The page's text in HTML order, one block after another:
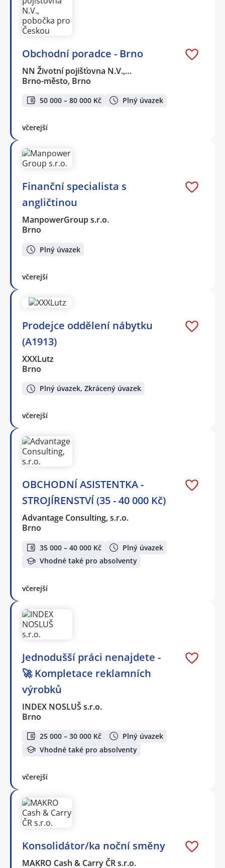
Obchodní poradce - Brno
NN Životní pojišťovna N.V.,…
Brno-město, Brno
50 000 – 80 000 Kč Plný úvazek
včerejší
Finanční specialista s
angličtinou
ManpowerGroup s.r.o.
Brno
Plný úvazek
včerejší
Prodejce oddělení nábytku
(A1913)
XXXLutz
Brno
Plný úvazek, Zkrácený úvazek
včerejší
OBCHODNÍ ASISTENTKA -
STROJÍRENSTVÍ (35 - 40 000 Kč)
Advantage Consulting, s.r.o.
Brno
35 000 – 40 000 Kč
Plný úvazek
Vhodné také pro absolventy
včerejší
Jednodušší práci nenajdete -
🚀 Kompletace reklamních
výrobků
INDEX NOSLUŠ s.r.o.
Brno
25 000 – 30 000 Kč
Plný úvazek
Vhodné také pro absolventy
včerejší
Konsolidátor/ka noční směny
MAKRO Cash & Carry ČR s.r.o.